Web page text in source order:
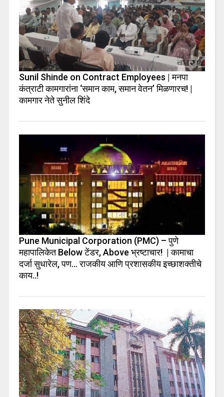
Sunil Shinde on Contract Employees | मनपा
कंत्राटी कामगारांना ‘समान काम, समान वेतन’ मिळणारच! |
कामगार नेते सुनील शिंदे
Pune Municipal Corporation (PMC) – पुणे
महापालिकेत Below टेंडर, Above भ्रष्टाचार! | कामाचा
दर्जा सुधारेल, पण… राजकीय आणि प्रशासकीय इच्छाशक्तीचे
काय..!